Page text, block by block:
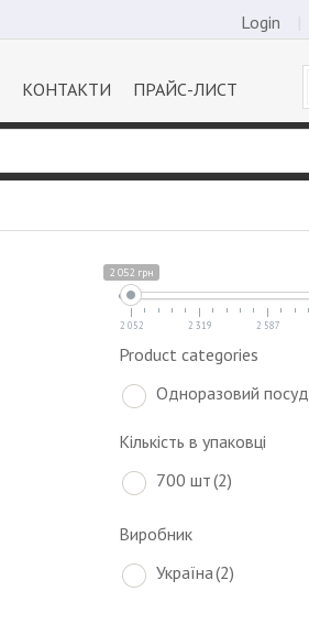
Login
КОНТАКТИ ПРАЙС-ЛИСТ
2 052 грн
2 052 2 319 2 587
Product categories
Одноразовий посуд
Кількість в упаковці
700 шт(2)
Виробник
Україна(2)